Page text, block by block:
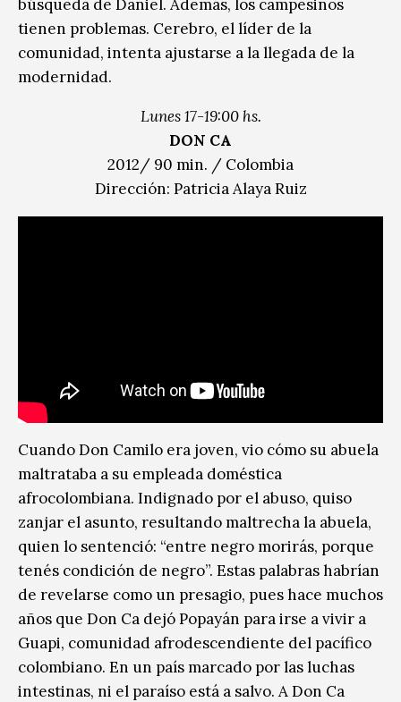
búsqueda de Daniel. Además, los campesinos
tienen problemas. Cerebro, el líder de la
comunidad, intenta ajustarse a la llegada de la
modernidad.
Lunes 17-19:00 hs.
DON CA
2012/ 90 min. / Colombia
Dirección: Patricia Alaya Ruiz
Cuando Don Camilo era joven, vio cómo su abuela
maltrataba a su empleada doméstica
afrocolombiana. Indignado por el abuso, quiso
zanjar el asunto, resultando maltrecha la abuela,
quien lo sentenció: “entre negro morirás, porque
tenés condición de negro”. Estas palabras habrían
de revelarse como un presagio, pues hace muchos
años que Don Ca dejó Popayán para irse a vivir a
Guapi, comunidad afrodescendiente del pacífico
colombiano. En un país marcado por las luchas
intestinas, ni el paraíso está a salvo. A Don Ca